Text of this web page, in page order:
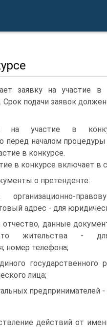
заявку на участие
подачи заявок
на участие в
перед началом
в конкурсе.
в конкурсе включает в
о претенденте:
организационно-
адрес - для
данные
жительства - для
номер телефона;
государственного
лица;
предпринимателей -
действий от